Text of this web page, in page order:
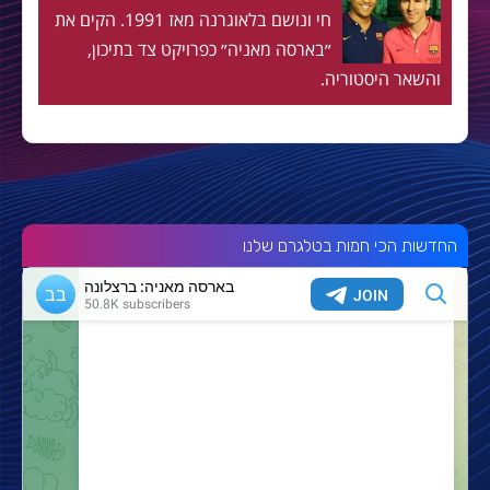
חי ונושם בלאוגרנה מאז 1991. הקים את
״בארסה מאניה״ כפרויקט צד בתיכון,
והשאר היסטוריה.
החדשות הכי חמות בטלגרם שלנו